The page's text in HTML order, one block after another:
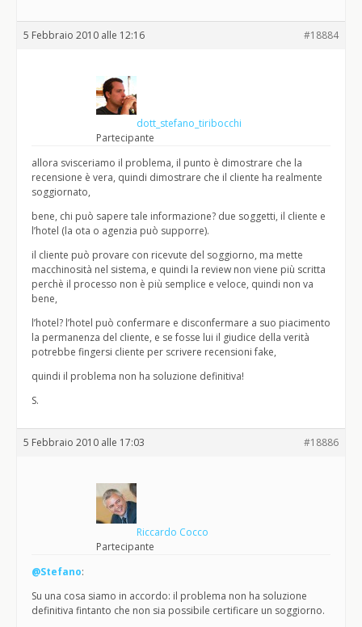
5 Febbraio 2010 alle 12:16 #18884
dott_stefano_tiribocchi
Partecipante
allora svisceriamo il problema, il punto è dimostrare che la
recensione è vera, quindi dimostrare che il cliente ha realmente
soggiornato,
bene, chi può sapere tale informazione? due soggetti, il cliente e
l’hotel (la ota o agenzia può supporre).
il cliente può provare con ricevute del soggiorno, ma mette
macchinosità nel sistema, e quindi la review non viene più scritta
perchè il processo non è più semplice e veloce, quindi non va
bene,
l’hotel? l’hotel può confermare e disconfermare a suo piacimento
la permanenza del cliente, e se fosse lui il giudice della verità
potrebbe fingersi cliente per scrivere recensioni fake,
quindi il problema non ha soluzione definitiva!
S.
5 Febbraio 2010 alle 17:03 #18886
Riccardo Cocco
Partecipante
@Stefano:
Su una cosa siamo in accordo: il problema non ha soluzione
definitiva fintanto che non sia possibile certificare un soggiorno.